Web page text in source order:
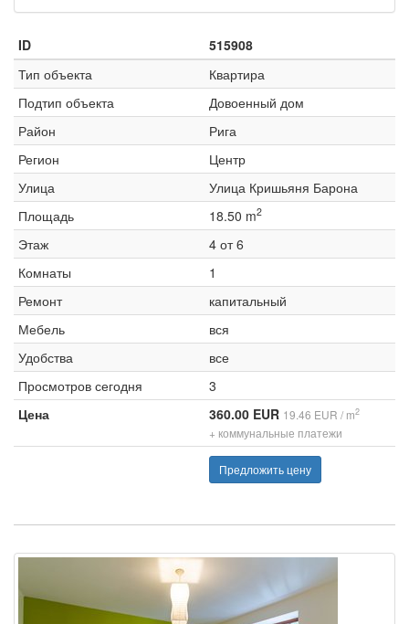
ID
515908
Тип объекта
Квартира
Подтип объекта
Довоенный дом
Район
Рига
Регион
Центр
Улица
Улица Кришьяня Барона
Площадь
18.50 m2
Этаж
4 от 6
Комнаты
1
Ремонт
капитальный
Мебель
вся
Удобства
все
Просмотров сегодня
3
Цена
360.00 EUR 19.46 EUR / m2
+ коммунальные платежи
Предложить цену